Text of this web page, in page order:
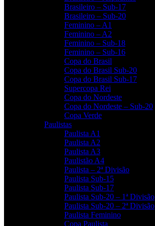
Brasileiro – Sub-17
Brasileiro – Sub-20
Feminino – A1
Feminino – A2
Feminino – Sub-18
Feminino – Sub-16
Copa do Brasil
Copa do Brasil Sub-20
Copa do Brasil Sub-17
Supercopa Rei
Copa do Nordeste
Copa do Nordeste – Sub-20
Copa Verde
Paulistas
Paulista A1
Paulista A2
Paulista A3
Paulistão A4
Paulista – 2ª Divisão
Paulista Sub-15
Paulista Sub-17
Paulista Sub-20 – 1ª Divisão
Paulista Sub-20 – 2ª Divisão
Paulista Feminino
Copa Paulista